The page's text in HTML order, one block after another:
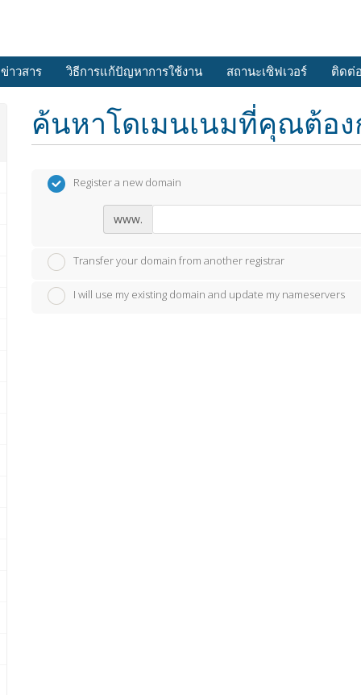
ข่าวสาร วิธีการแก้ปัญหาการใช้งาน สถานะเซิฟเวอร์ ติดต่
ค้นหาโดเมนเนมที่คุณต้อง
Register a new domain
www.
Transfer your domain from another registrar
I will use my existing domain and update my nameservers